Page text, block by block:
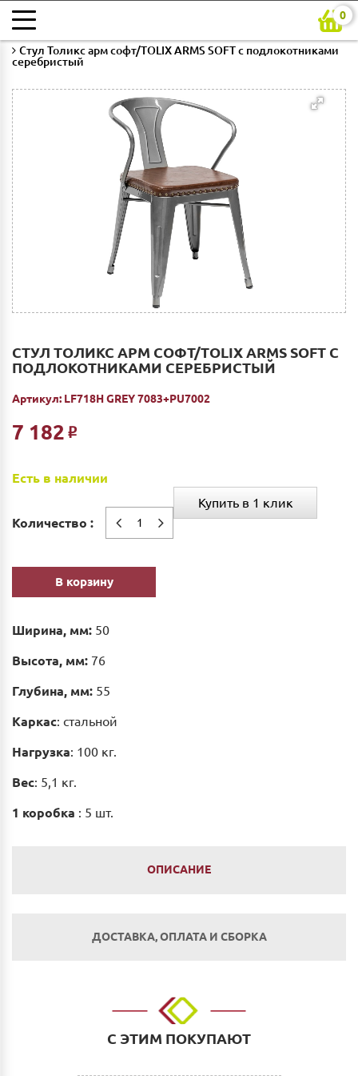
0
Главная
Стул Толикс арм софт/TOLIX ARMS SOFT с подлокотниками
серебристый
СТУЛ ТОЛИКС АРМ СОФТ/TOLIX ARMS SOFT С
ПОДЛОКОТНИКАМИ СЕРЕБРИСТЫЙ
Артикул: LF718H GREY 7083+PU7002
7 182 Р
Есть в наличии
Количество :
В корзину
Купить в 1 клик
Ширина, мм: 50
Высота, мм: 76
Глубина, мм: 55
Каркас: стальной
Нагрузка: 100 кг.
Вес: 5,1 кг.
1 коробка : 5 шт.
ОПИСАНИЕ
ДОСТАВКА, ОПЛАТА И СБОРКА
Наличным и безналичным расчетом в салоне по
адресу: г. Нижний Новгород, ул. Невзоровых, д.64,
С ЭТИМ ПОКУПАЮТ